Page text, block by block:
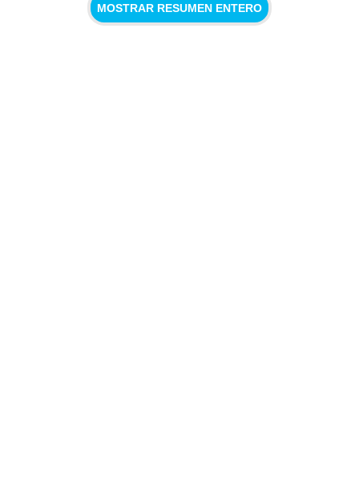
MOSTRAR RESUMEN ENTERO